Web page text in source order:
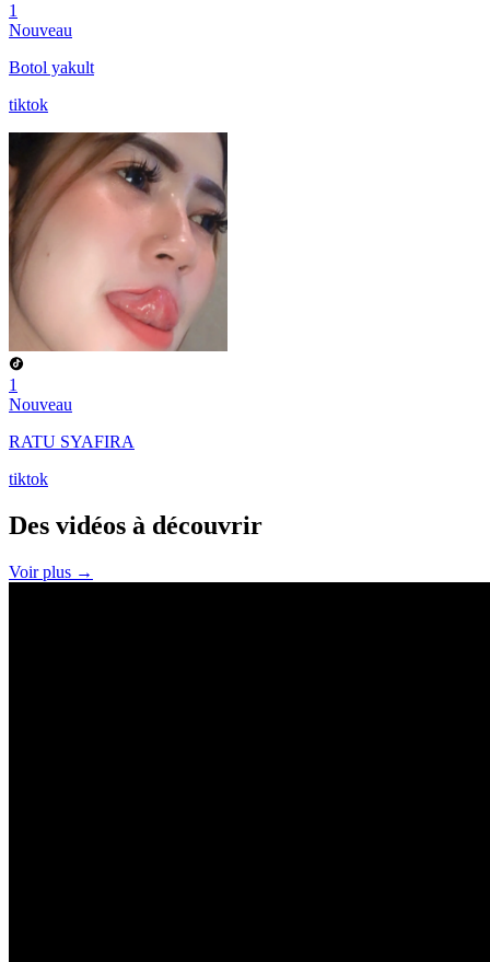
1
Nouveau
Botol yakult
tiktok
1
Nouveau
RATU SYAFIRA
tiktok
Des vidéos à découvrir
Voir plus →